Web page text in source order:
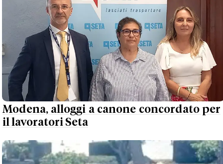
Modena, alloggi a canone concordato per
il lavoratori Seta